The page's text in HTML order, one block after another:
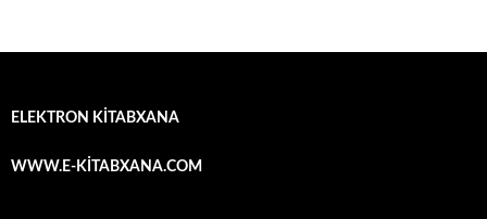
ELEKTRON KİTABXANA
WWW.E-KİTABXANA.COM